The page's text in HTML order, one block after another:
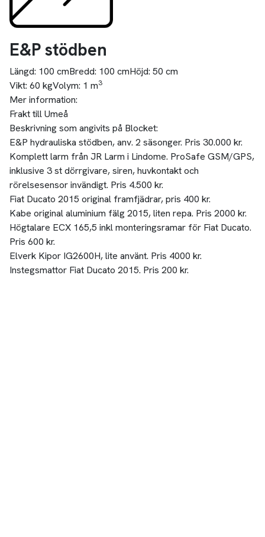
E&P stödben
Längd: 100 cmBredd: 100 cmHöjd: 50 cm
Vikt: 60 kgVolym: 1 m3
Mer information:
Frakt till Umeå
Beskrivning som angivits på Blocket:
E&P hydrauliska stödben, anv. 2 säsonger. Pris 30.000 kr.
Komplett larm från JR Larm i Lindome. ProSafe GSM/GPS,
inklusive 3 st dörrgivare, siren, huvkontakt och
rörelsesensor invändigt. Pris 4.500 kr.
Fiat Ducato 2015 original framfjädrar, pris 400 kr.
Kabe original aluminium fälg 2015, liten repa. Pris 2000 kr.
Högtalare ECX 165,5 inkl monteringsramar för Fiat Ducato.
Pris 600 kr.
Elverk Kipor IG2600H, lite använt. Pris 4000 kr.
Instegsmattor Fiat Ducato 2015. Pris 200 kr.